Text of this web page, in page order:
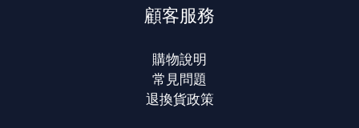
顧客服務
購物說明
常見問題
退換貨政策